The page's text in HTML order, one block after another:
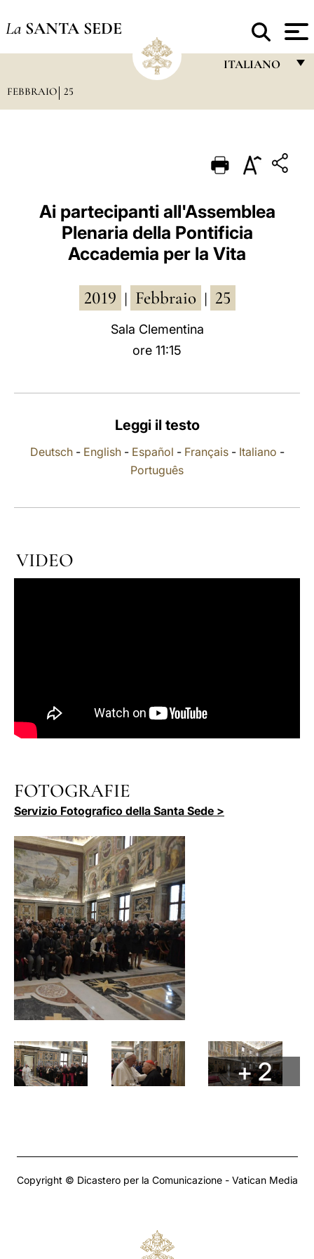
La SANTA SEDE
ITALIANO
PORTUGUÊS
ESPAÑOL
DEUTSCH
POLSKI
العربيّة
中文
FEBBRAIO 25
Ai partecipanti all'Assemblea
Plenaria della Pontificia
Accademia per la Vita
2019 Febbraio 25
Sala Clementina
ore 11:15
Leggi il testo
Deutsch- English- Español - Français- Italiano -
Português
VIDEO
FOTOGRAFIE
Servizio Fotografico della Santa Sede >
+ 2
Copyright © Dicastero per la Comunicazione - Vatican Media